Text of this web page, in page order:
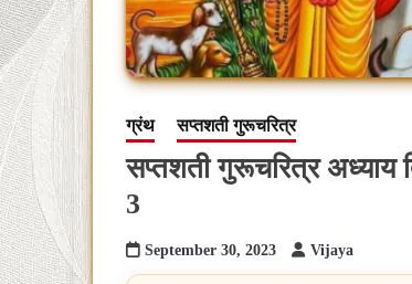
ग्रंथ सप्तशती गुरूचरित्र
सप्तशती गुरूचरित्र
3
September 30, 2023 Vijaya